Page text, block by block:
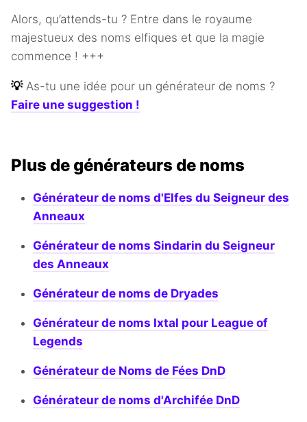
Alors, qu’attends-tu ? Entre dans le royaume
majestueux des noms elfiques et que la magie
commence ! +++
💡 As-tu une idée pour un générateur de noms ?
Faire une suggestion !
Plus de générateurs de noms
Générateur de noms d'Elfes du Seigneur des
Anneaux
Générateur de noms Sindarin du Seigneur
des Anneaux
Générateur de noms de Dryades
Générateur de noms Ixtal pour League of
Legends
Générateur de Noms de Fées DnD
Générateur de noms d'Archifée DnD